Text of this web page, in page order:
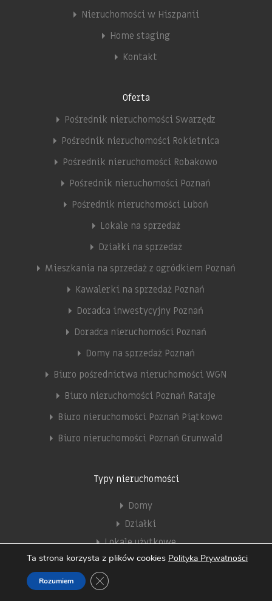
Nieruchomości w Hiszpanii
Home staging
Kontakt
Oferta
Pośrednik nieruchomości Swarzędz
Pośrednik nieruchomości Rokietnica
Pośrednik nieruchomości Robakowo
Pośrednik nieruchomości Poznań
Pośrednik nieruchomości Luboń
Lokale na sprzedaż
Działki na sprzedaż
Mieszkania na sprzedaż z ogródkiem Poznań
Kawalerki na sprzedaż Poznań
Doradca inwestycyjny Poznań
Doradca nieruchomości Poznań
Domy na sprzedaż Poznań
Biuro pośrednictwa nieruchomości WGN
Biuro nieruchomości Poznań Rataje
Biuro nieruchomości Poznań Piątkowo
Biuro nieruchomości Poznań Grunwald
Typy nieruchomości
Domy
Działki
Lokale użytkowe
Mieszkania
Ta strona korzysta z plików cookies Polityka Prywatności
Rozumiem Zamknij panel powiadomień o ciasteczkach